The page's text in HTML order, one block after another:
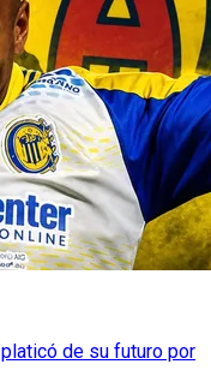
de su futuro por